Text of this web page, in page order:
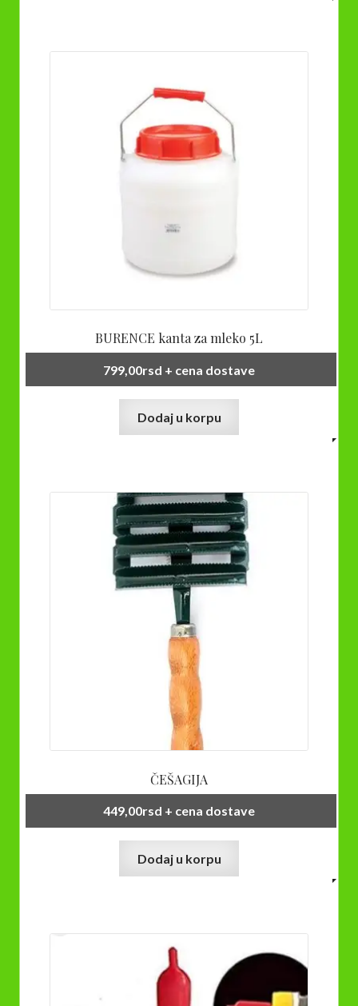
BURENCE kanta za mleko 5L
799,00rsd + cena dostave
Dodaj u korpu
ČEŠAGIJA
449,00rsd + cena dostave
Dodaj u korpu